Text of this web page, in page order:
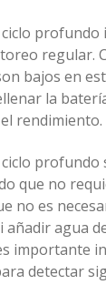
profundo
regular.
bajos en
la
rendimiento.
profundo
que no
no es
agua
importante
detectar